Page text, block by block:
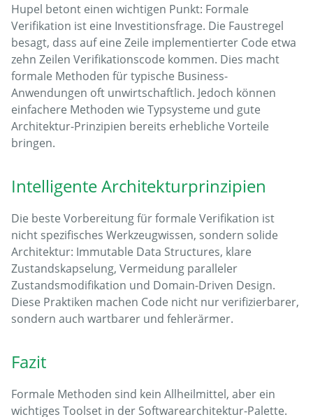
Hupel betont einen wichtigen Punkt: Formale
Verifikation ist eine Investitionsfrage. Die Faustregel
besagt, dass auf eine Zeile implementierter Code etwa
zehn Zeilen Verifikationscode kommen. Dies macht
formale Methoden für typische Business-
Anwendungen oft unwirtschaftlich. Jedoch können
einfachere Methoden wie Typsysteme und gute
Architektur-Prinzipien bereits erhebliche Vorteile
bringen.
Intelligente Architekturprinzipien
Die beste Vorbereitung für formale Verifikation ist
nicht spezifisches Werkzeugwissen, sondern solide
Architektur: Immutable Data Structures, klare
Zustandskapselung, Vermeidung paralleler
Zustandsmodifikation und Domain-Driven Design.
Diese Praktiken machen Code nicht nur verifizierbarer,
sondern auch wartbarer und fehlerärmer.
Fazit
Formale Methoden sind kein Allheilmittel, aber ein
wichtiges Toolset in der Softwarearchitektur-Palette.